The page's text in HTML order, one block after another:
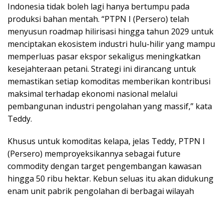
Indonesia tidak boleh lagi hanya bertumpu pada
produksi bahan mentah. “PTPN I (Persero) telah
menyusun roadmap hilirisasi hingga tahun 2029 untuk
menciptakan ekosistem industri hulu-hilir yang mampu
memperluas pasar ekspor sekaligus meningkatkan
kesejahteraan petani. Strategi ini dirancang untuk
memastikan setiap komoditas memberikan kontribusi
maksimal terhadap ekonomi nasional melalui
pembangunan industri pengolahan yang massif,” kata
Teddy.
Khusus untuk komoditas kelapa, jelas Teddy, PTPN I
(Persero) memproyeksikannya sebagai future
commodity dengan target pengembangan kawasan
hingga 50 ribu hektar. Kebun seluas itu akan didukung
enam unit pabrik pengolahan di berbagai wilayah